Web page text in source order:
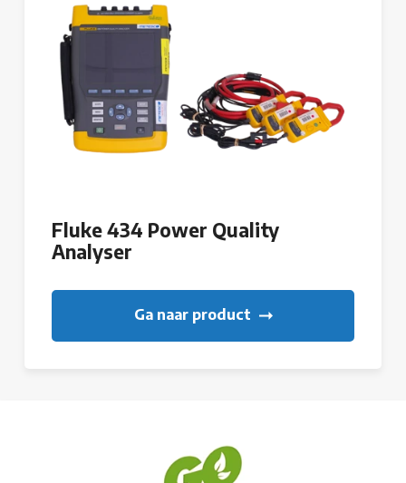
Fluke 434 Power Quality
Analyser
Ga naar product